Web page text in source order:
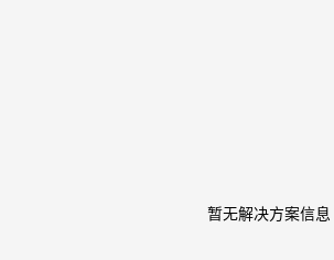
暂无解决方案信息